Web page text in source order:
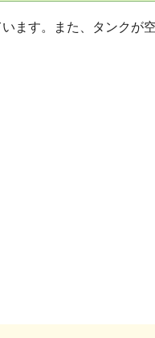
ます。また、タンクが